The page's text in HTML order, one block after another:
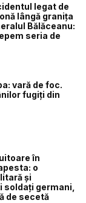
legat de
lângă granița
Bălăceanu:
seria de
vară de foc.
fugiți din
în
o
și
soldați germani,
de secetă